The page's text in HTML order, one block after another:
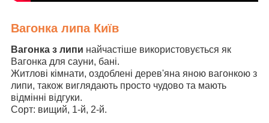
Вагонка липа Київ
Вагонка з липи найчастіше використовується як
Вагонка для сауни, бані.
Житлові кімнати, оздоблені дерев'яна яною вагонкою з
липи, також виглядають просто чудово та мають
відмінні відгуки.
Сорт: вищий, 1-й, 2-й.